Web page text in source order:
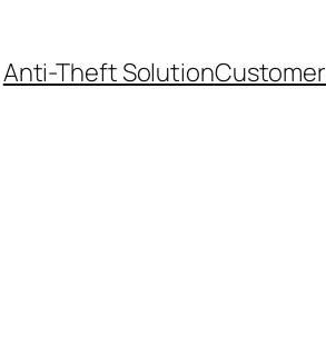
Anti-Theft Solution